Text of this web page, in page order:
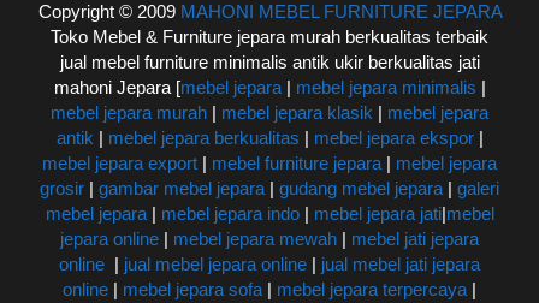
Copyright © 2009 MAHONI MEBEL FURNITURE JEPARA
Toko Mebel & Furniture jepara murah berkualitas terbaik
jual mebel furniture minimalis antik ukir berkualitas jati
mahoni Jepara [mebel jepara| mebel jepara minimalis |
mebel jepara murah | mebel jepara klasik | mebel jepara
antik | mebel jepara berkualitas | mebel jepara ekspor|
mebel jepara export | mebel furniture jepara | mebel jepara
grosir | gambar mebel jepara | gudang mebel jepara | galeri
mebel jepara| mebel jepara indo| mebel jepara jati|mebel
jepara online | mebel jepara mewah | mebel jati jepara
online | jual mebel jepara online | jual mebel jati jepara
online | mebel jepara sofa | mebel jepara terpercaya |